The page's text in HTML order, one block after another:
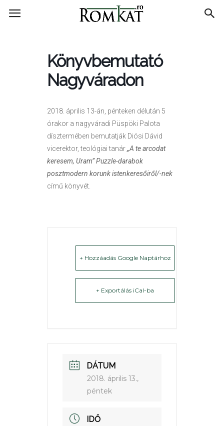
RomKat.ro
Könyvbemutató
Nagyváradon
2018. április 13-án, pénteken délután 5
órakor a nagyváradi Püspöki Palota
dísztermében bemutatják Diósi Dávid
vicerektor, teológiai tanár„A te arcodat
keresem, Uram” Puzzle-darabok
posztmodern korunk istenkeresőiről/-nek
című könyvét.
+ Hozzáadás Google Naptárhoz
+ Exportálás iCal-ba
DÁTUM
2018. április 13.,
péntek
IDŐ